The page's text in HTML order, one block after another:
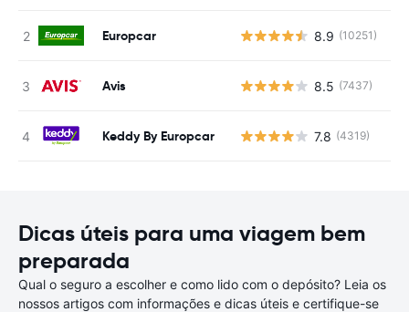
Europcar 8.9 (10251)
Avis 8.5 (7437)
Keddy By Europcar 7.8 (4319)
Dicas úteis para uma viagem bem
preparada
Qual o seguro a escolher e como lido com o depósito? Leia os
nossos artigos com informações e dicas úteis e certifique-se